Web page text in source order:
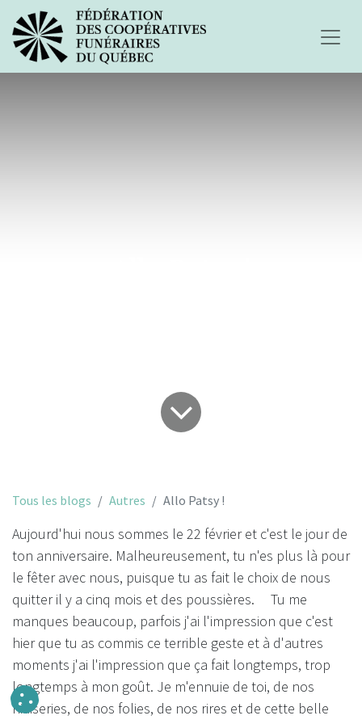
Tous les blogs Autres Allo Patsy !
Aujourd'hui nous sommes le 22 février et c'est le jour de
ton anniversaire. Malheureusement, tu n'es plus là pour
le fêter avec nous, puisque tu as fait le choix de nous
quitter il y a cinq mois et des poussières. Tu me
manques beaucoup, parfois j'ai l'impression que c'est
hier que tu as commis ce terrible geste et à d'autres
moments j'ai l'impression que ça fait longtemps, trop
longtemps à mon goût. Je m'ennuie de toi, de nos
niaiseries, de nos folies, de nos rires et de cette belle